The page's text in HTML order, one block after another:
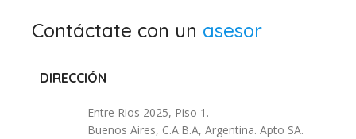
Contáctate con un asesor
DIRECCIÓN
Entre Rios 2025, Piso 1.
Buenos Aires, C.A.B.A, Argentina. Apto SA.